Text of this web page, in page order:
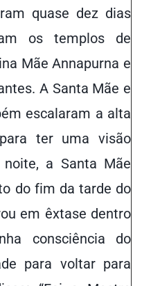
quase dez dias
os templos de
Mãe Annapurna e
A Santa Mãe e
escalaram a alta
ter uma visão
a Santa Mãe
do fim da tarde do
em êxtase dentro
consciência do
para voltar para